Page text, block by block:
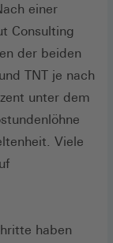
einer
Consulting
der beiden
TNT je nach
unter dem
Viele
haben